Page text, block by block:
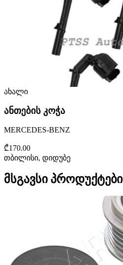
ახალი
ანთების კოჭა
MERCEDES-BENZ
₾170.00
თბილისი, დიდუბე
მსგავსი პროდუქტები